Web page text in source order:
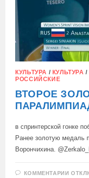
КУЛЬТУРА / КУЛЬТУРА /
РОССИЙСКИЕ
ВТОРОЕ
в спринтерской гонке
Ранее золотую медаль
Ворончихина.
КОММЕНТАРИИ К